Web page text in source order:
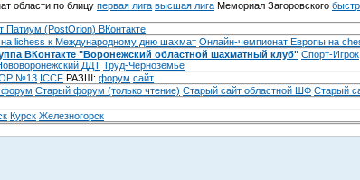
области по блицу первая лига высшая лига Мемориал Загоровского
Патиум (PostOrion) ВКонтакте
на lichess к Международному дню шахмат Онлайн-чемпионат Европы на
ВКонтакте "Воронежский областной шахматный клуб" Спорт-Игрок
ДДТ Труд-Черноземье
№13 ICCF РАЗШ: форум сайт
форум Cтарый форум (только чтение) Старый сайт областной ШФ Старый
Курск Железногорск